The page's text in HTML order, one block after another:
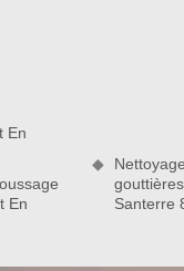
très varié. Ainsi, il faut
En
En
Santerre